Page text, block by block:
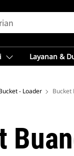
Layanan &
- Loader Bucket